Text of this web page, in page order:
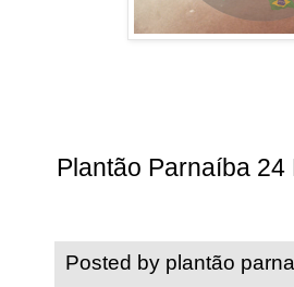
Plantão Parnaíba 24
Posted by plantão